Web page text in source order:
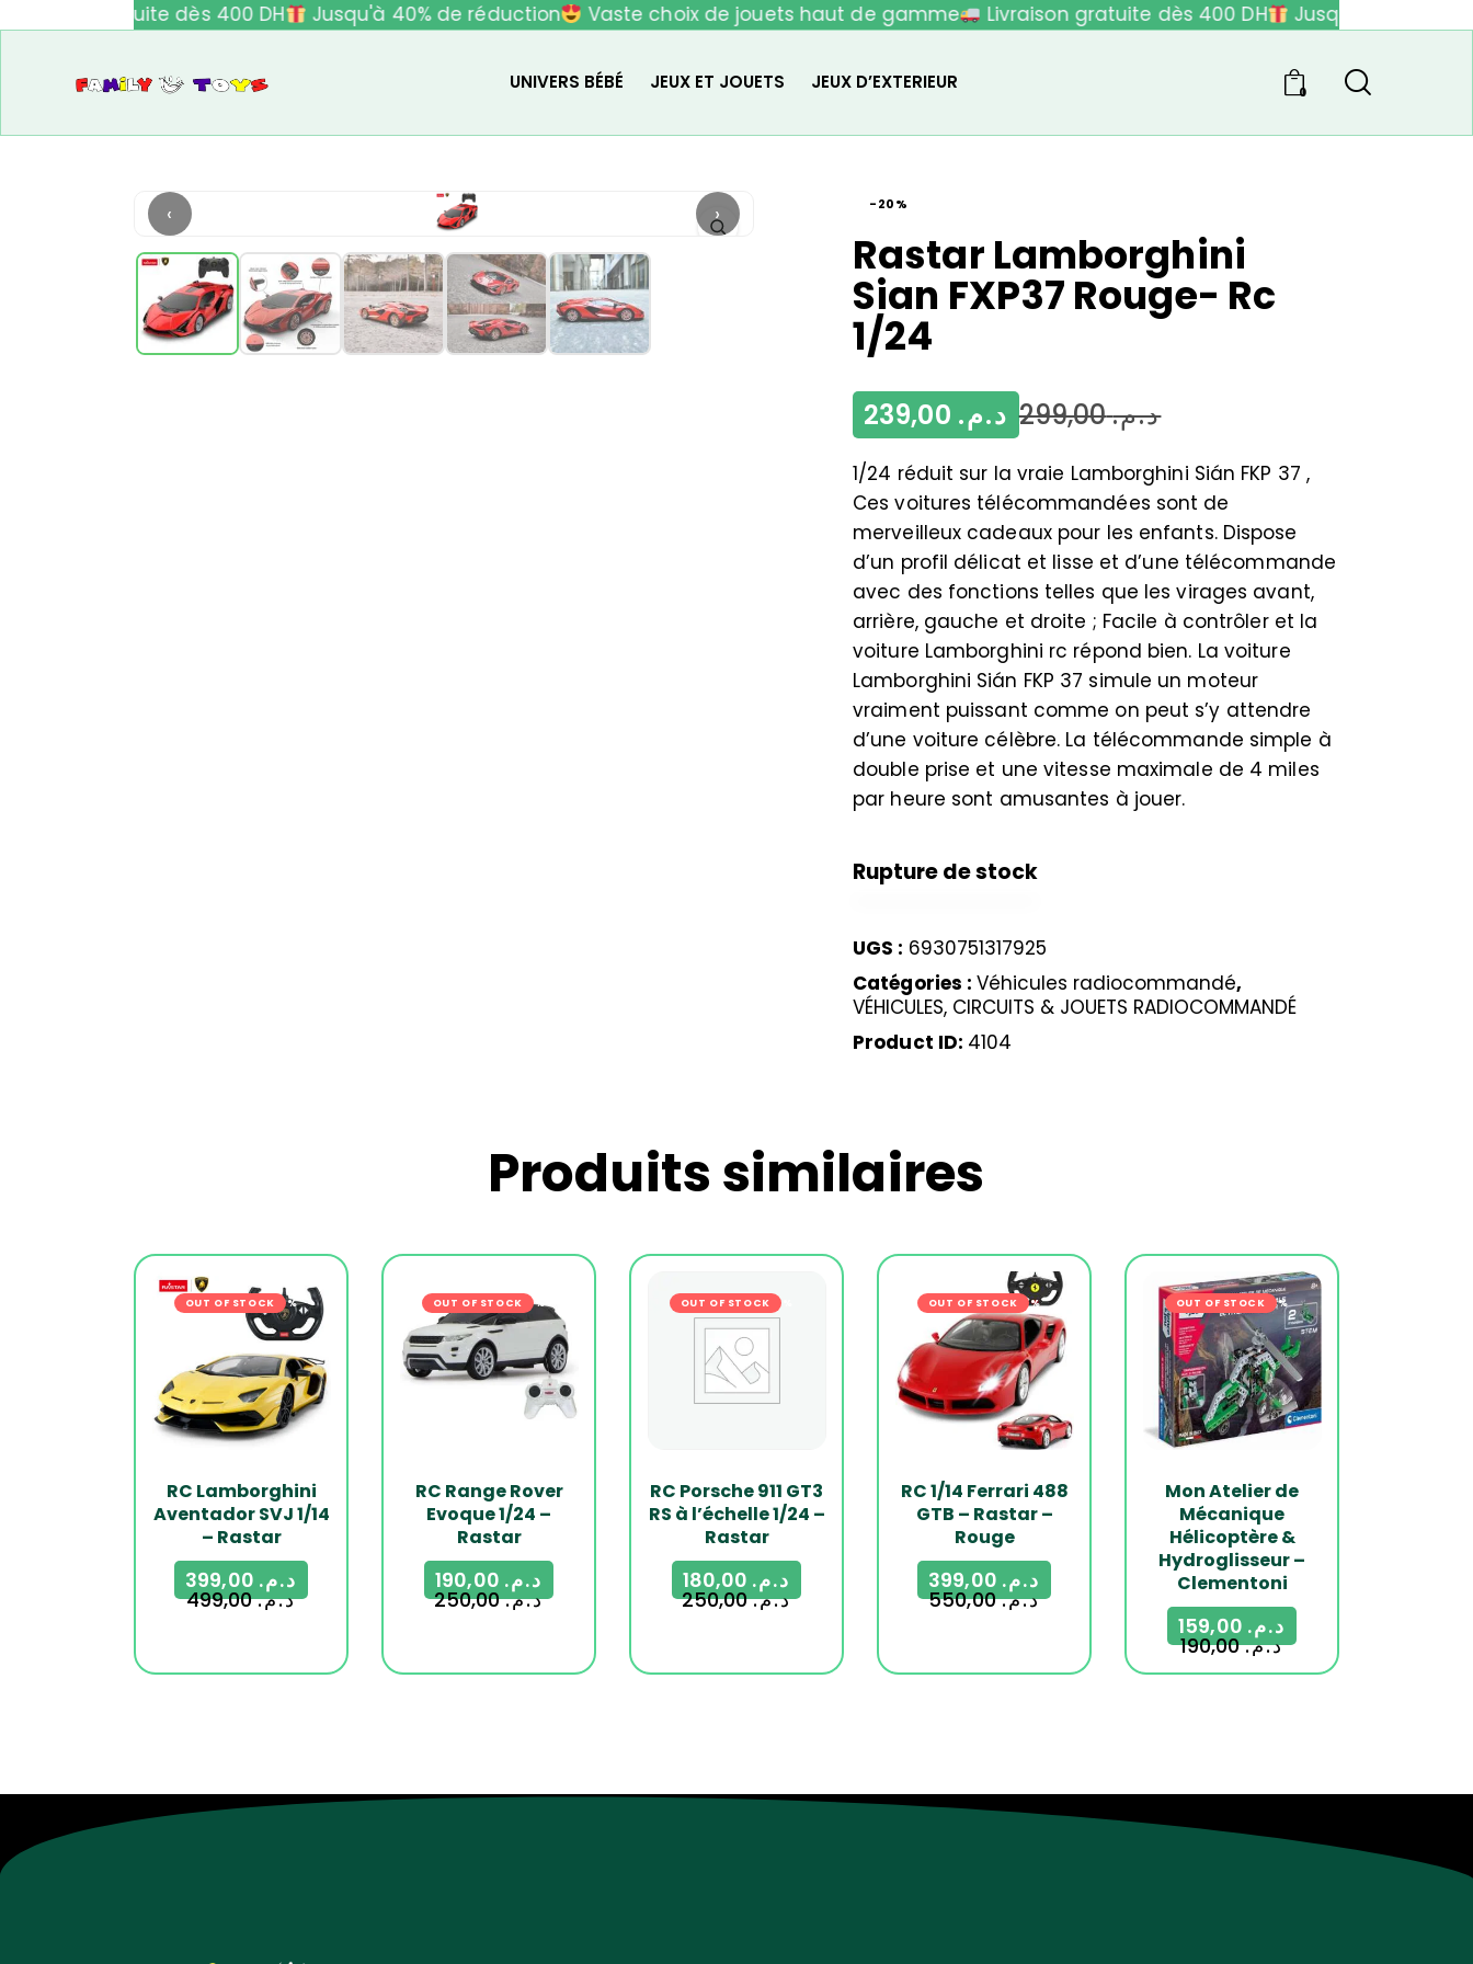
gratuite dès 400 DH Jusqu'à 40% de réduction Vaste choix de jouets haut de gamme Livraison gratuite dès 400 DH Jusqu'à 40% de
UNIVERS BÉBÉ JEUX ET JOUETS JEUX D’EXTERIEUR 0
‹ › -20%
Rastar Lamborghini
Sian FXP37 Rouge- Rc
1/24
د.م.299,00 د.م.
1/24 réduit sur la vraie Lamborghini Sián FKP 37 ,
Ces voitures télécommandées sont de
merveilleux cadeaux pour les enfants. Dispose
d’un profil délicat et lisse et d’une télécommande
avec des fonctions telles que les virages avant,
arrière, gauche et droite ; Facile à contrôler et la
voiture Lamborghini rc répond bien. La voiture
Lamborghini Sián FKP 37 simule un moteur
vraiment puissant comme on peut s’y attendre
d’une voiture célèbre. La télécommande simple à
double prise et une vitesse maximale de 4 miles
par heure sont amusantes à jouer.
Rupture de stock
UGS : 6930751317925
Catégories :Véhicules radiocommandé,
VÉHICULES, CIRCUITS & JOUETS RADIOCOMMANDÉ
Product ID: 4104
Produits similaires
OUT OF STOCK-20%
RC Lamborghini
Aventador SVJ 1/14
– Rastar
د.م.499,00
د.م.
OUT OF STOCK-24%
RC Range Rover
Evoque 1/24 –
Rastar
د.م.250,00
د.م.
OUT OF STOCK-28%
RC Porsche 911 GT3
RS à l’échelle 1/24 –
Rastar
د.م.250,00
د.م.
OUT OF STOCK-27%
RC 1/14 Ferrari 488
GTB – Rastar –
Rouge
د.م.550,00
د.م.
OUT OF STOCK-16%
Mon Atelier de
Mécanique
Hélicoptère &
Hydroglisseur –
Clementoni
د.م.190,00
د.م.